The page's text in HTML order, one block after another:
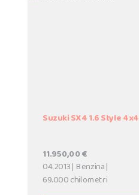
Suzuki SX4 1.6 Style 4x4
11.950,00 €
04.2013 | Benzina |
69.000 chilometri